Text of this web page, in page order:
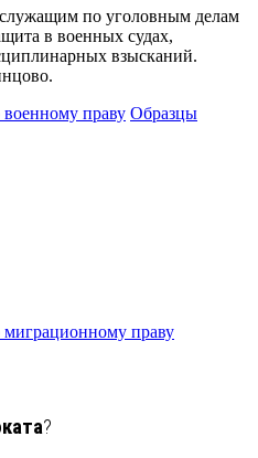
по уголовным делам
в военных судах,
взысканий.
праву Образцы
праву
?